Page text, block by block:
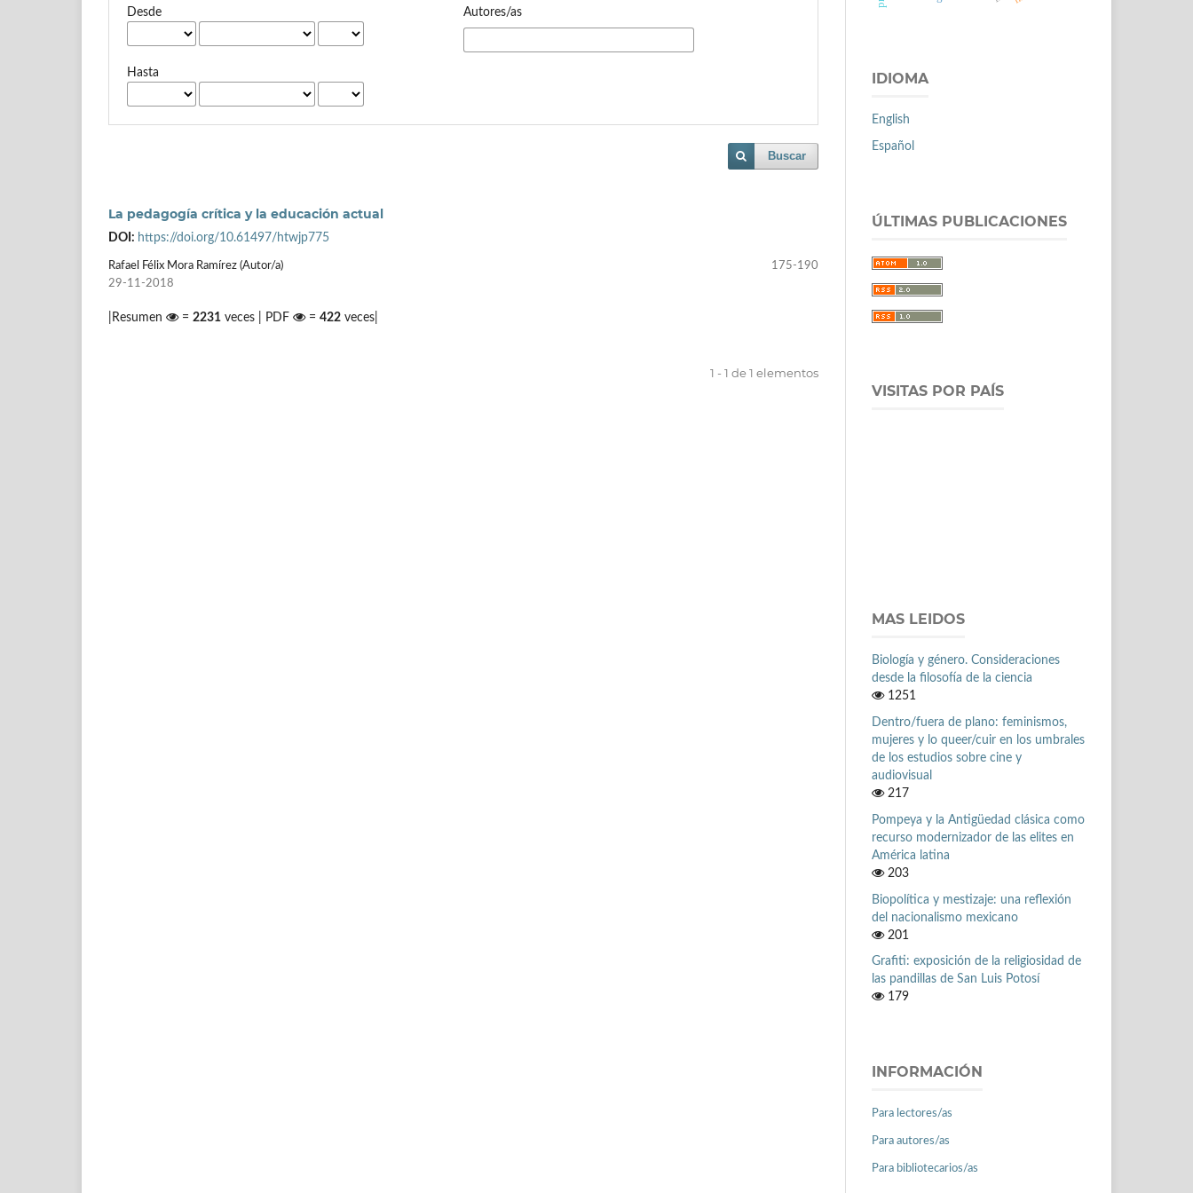
Desde
Hasta
Autores/as
Buscar
La pedagogía crítica y la educación actual
DOI: https://doi.org/10.61497/htwjp775
Rafael Félix Mora Ramírez (Autor/a)
175-190
29-11-2018
|Resumen = 2231 veces | PDF = 422 veces|
1 - 1 de 1 elementos
IDIOMA
English
Español
ÚLTIMAS PUBLICACIONES
VISITAS POR PAÍS
MAS LEIDOS
Biología y género. Consideraciones
desde la filosofía de la ciencia
1251
Dentro/fuera de plano: feminismos,
mujeres y lo queer/cuir en los umbrales
de los estudios sobre cine y
audiovisual
217
Pompeya y la Antigüedad clásica como
recurso modernizador de las elites en
América latina
203
Biopolítica y mestizaje: una reflexión
del nacionalismo mexicano
201
Grafiti: exposición de la religiosidad de
las pandillas de San Luis Potosí
179
INFORMACIÓN
Para lectores/as
Para autores/as
Para bibliotecarios/as